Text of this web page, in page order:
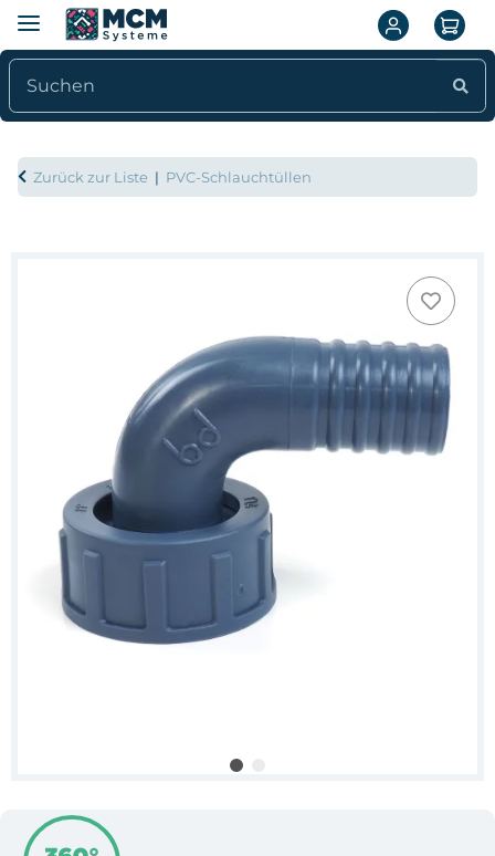
Zurück zur Liste PVC-Schlauchtüllen